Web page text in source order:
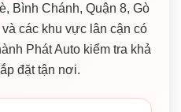
Bình Chánh, Quận 8, Gò
các khu vực lân cận có
Phát Auto kiểm tra khả
đặt tận nơi.